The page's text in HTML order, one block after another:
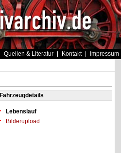
Quellen & Literatur Kontakt Impressum
Fahrzeugdetails
Lebenslauf
Bilderupload